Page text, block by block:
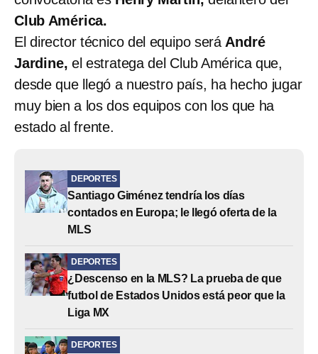
Club América.
El director técnico del equipo será André
Jardine, el estratega del Club América que,
desde que llegó a nuestro país, ha hecho jugar
muy bien a los dos equipos con los que ha
estado al frente.
DEPORTES
Santiago Giménez tendría los días
contados en Europa; le llegó oferta de la
MLS
DEPORTES
¿Descenso en la MLS? La prueba de que
futbol de Estados Unidos está peor que la
Liga MX
DEPORTES